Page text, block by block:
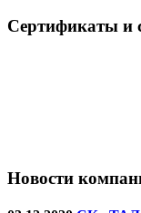
Сертификаты и
Новости